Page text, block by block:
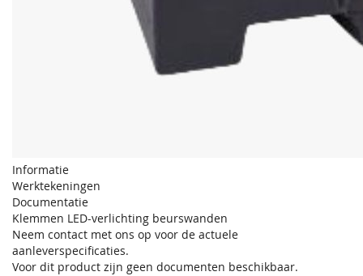
Informatie
Werktekeningen
Documentatie
Klemmen LED-verlichting beurswanden
Neem contact met ons op voor de actuele
aanleverspecificaties.
Voor dit product zijn geen documenten beschikbaar.